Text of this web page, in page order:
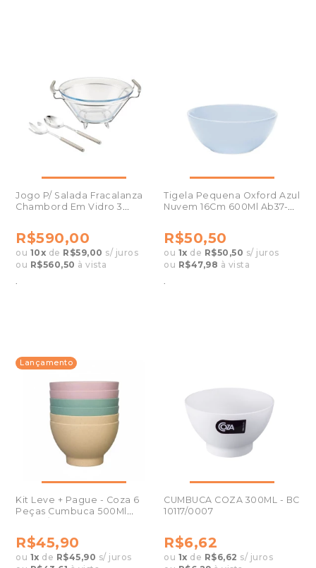
Jogo P/ Salada Fracalanza
Chambord Em Vidro 3
R$590,00
ou 10x de R$59,00 s/ juros
ou R$560,50 à vista
.
Tigela Pequena Oxford Azul
Nuvem 16Cm 600Ml Ab37-
R$50,50
ou 1x de R$50,50 s/ juros
ou R$47,98 à vista
.
Lançamento
Kit Leve + Pague - Coza 6
Peças Cumbuca 500Ml
R$45,90
ou 1x de R$45,90 s/ juros
CUMBUCA COZA 300ML - BC
10117/0007
R$6,62
ou 1x de R$6,62 s/ juros